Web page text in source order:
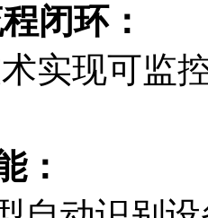
环：
实现可监控
：